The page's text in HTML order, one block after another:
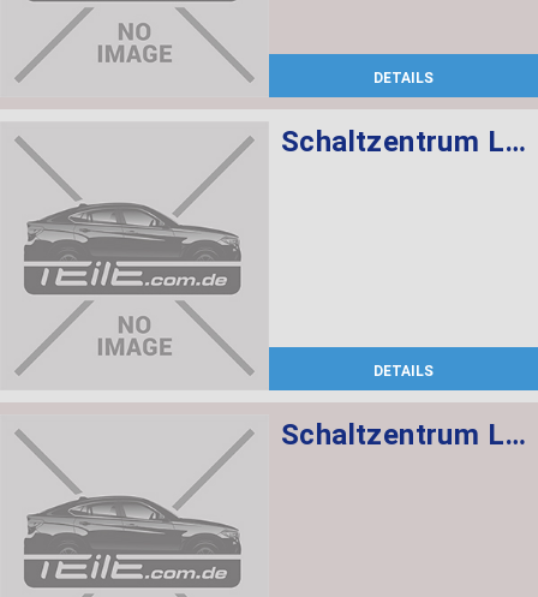
DETAILS
Schaltzentrum Lenksäule
DETAILS
Schaltzentrum Lenksäule